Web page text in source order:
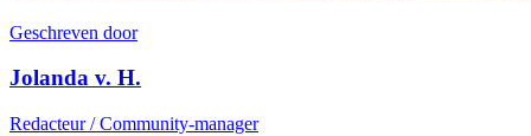
Geschreven door
Jolanda v. H.
Redacteur / Community-manager